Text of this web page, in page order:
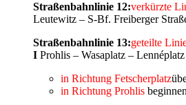
Straßenbahnlinie 12:verkürzte
Leutewitz – S-Bf. Freiberger
Straßenbahnlinie 13:geteilte
I Prohlis – Wasaplatz –
in Richtung Fetscherplatz
in Richtung Prohlis